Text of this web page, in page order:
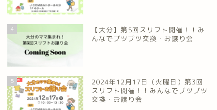
4
【大分】第5回スリフト開催！！み
んなでブツブツ交換・お譲り会
5
2024年12月17日（火曜日）第3回
スリフト開催！！みんなでブツブツ
交換・お譲り会